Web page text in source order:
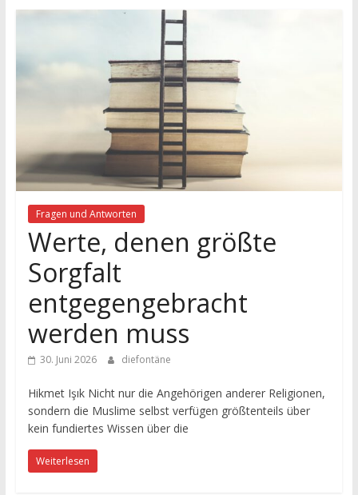
Fragen und Antworten
Werte, denen größte
Sorgfalt
entgegengebracht
werden muss
30. Juni 2026 diefontäne
Hikmet Işık Nicht nur die Angehörigen anderer Religionen,
sondern die Muslime selbst verfügen größtenteils über
kein fundiertes Wissen über die
Weiterlesen